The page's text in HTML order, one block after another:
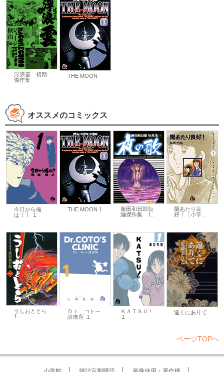
浮浪雲 初期
傑作集
THE MOON
オススメのコミックス
今日から俺
は！！ １
THE MOON 1
藤田和日郎短
編傑作集 1...
陽あたり良
好！〔小学...
うしおととら
1
Ｄｒ．コトー
診療所 １
ＫＡＴＳＵ！
１
遠くにありて
ページTOPへ